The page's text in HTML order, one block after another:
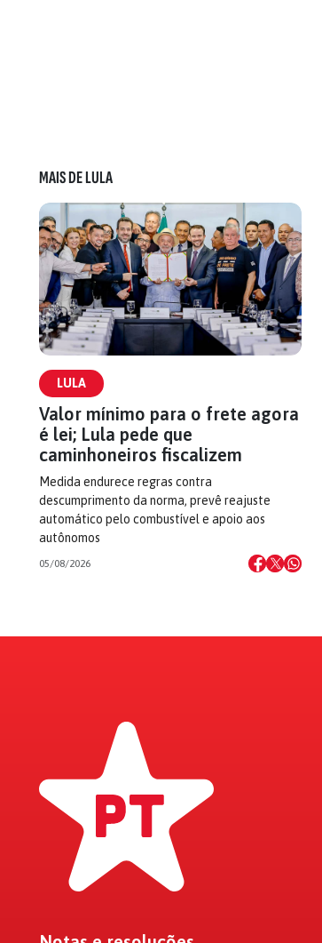
MAIS DE LULA
LULA
Valor mínimo para o frete agora
é lei; Lula pede que
caminhoneiros fiscalizem
Medida endurece regras contra
descumprimento da norma, prevê reajuste
automático pelo combustível e apoio aos
autônomos
05/08/2026